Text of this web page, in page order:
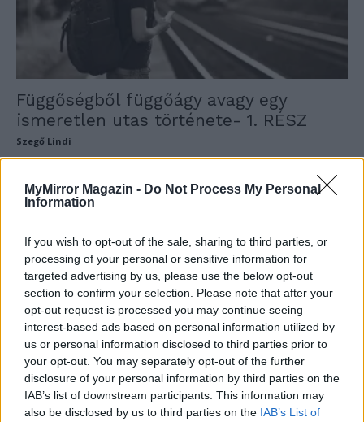
MyMirror Magazin - Do Not Process My Personal
Information
If you wish to opt-out of the sale, sharing to third parties, or
processing of your personal or sensitive information for
targeted advertising by us, please use the below opt-out
section to confirm your selection. Please note that after your
opt-out request is processed you may continue seeing
interest-based ads based on personal information utilized by
us or personal information disclosed to third parties prior to
your opt-out. You may separately opt-out of the further
disclosure of your personal information by third parties on the
IAB’s list of downstream participants. This information may
also be disclosed by us to third parties on the IAB’s List of
Függőségből függőágy avagy egy
ismeretlen utas története- 1. RÉSZ
Szegő Lindi
„A gyerekeim egy önző parasztból
csináltak egy sokkal jobb embert.”-
Interjú...